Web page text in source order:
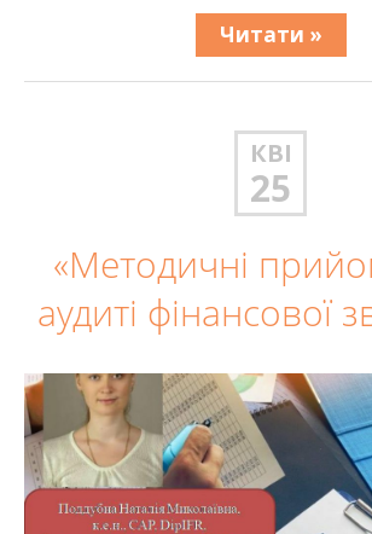
Читати »
КВІ
25
«Методичні
аудиті фінансової